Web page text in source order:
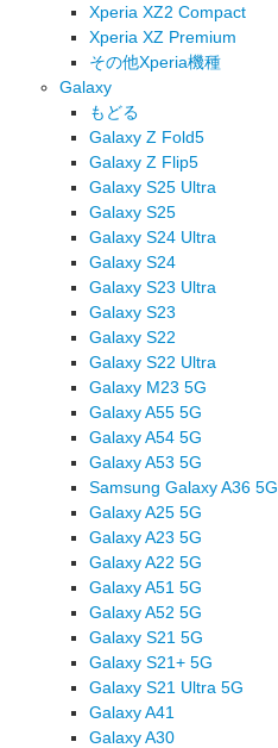
Xperia XZ2 Compact
Xperia XZ Premium
その他Xperia機種
Galaxy
もどる
Galaxy Z Fold5
Galaxy Z Flip5
Galaxy S25 Ultra
Galaxy S25
Galaxy S24 Ultra
Galaxy S24
Galaxy S23 Ultra
Galaxy S23
Galaxy S22
Galaxy S22 Ultra
Galaxy M23 5G
Galaxy A55 5G
Galaxy A54 5G
Galaxy A53 5G
Samsung Galaxy A36 5G
Galaxy A25 5G
Galaxy A23 5G
Galaxy A22 5G
Galaxy A51 5G
Galaxy A52 5G
Galaxy S21 5G
Galaxy S21+ 5G
Galaxy S21 Ultra 5G
Galaxy A41
Galaxy A30